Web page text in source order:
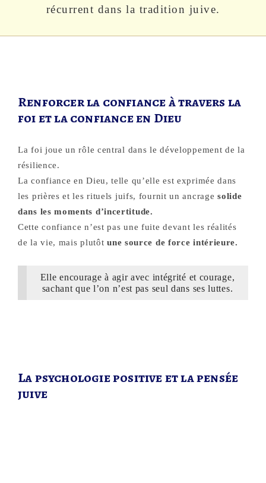
récurrent dans la tradition juive.
Renforcer la confiance à travers la
foi et la confiance en Dieu
La foi joue un rôle central dans le développement de la
résilience.
La confiance en Dieu, telle qu’elle est exprimée dans
les prières et les rituels juifs, fournit un ancragesolide
dans les moments d’incertitude.
Cette confiance n’est pas une fuite devant les réalités
de la vie, mais plutôtune source de force intérieure.
Elle encourage à agir avec intégrité et courage,
sachant que l’on n’est pas seul dans ses luttes.
La psychologie positive et la pensée
juive